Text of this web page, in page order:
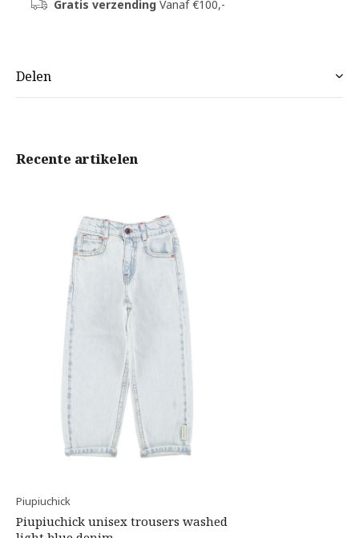
Gratis verzendingVanaf €100,-
Delen
Recente artikelen
Piupiuchick
Piupiuchick unisex trousers washed